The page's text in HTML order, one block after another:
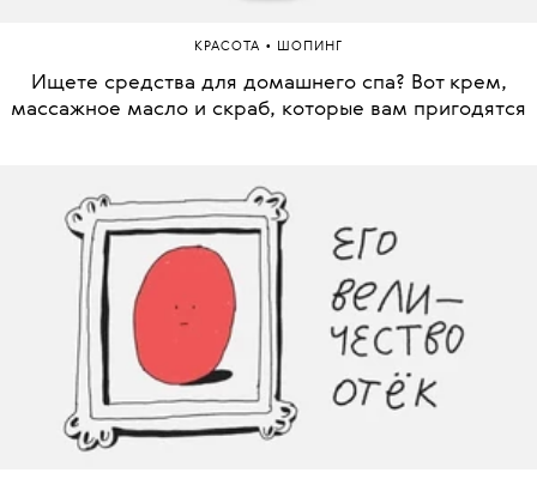
КРАСОТА • ШОПИНГ
Ищете средства для домашнего спа? Вот крем,
массажное масло и скраб, которые вам пригодятся